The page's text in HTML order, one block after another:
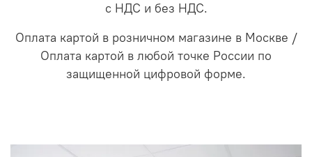
с НДС и без НДС.
Оплата картой в розничном магазине в Москве /
Оплата картой в любой точке России по
защищенной цифровой форме.